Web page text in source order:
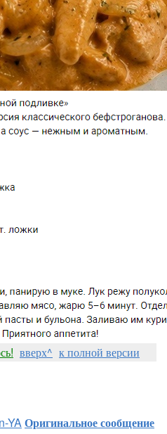
вверх^ к полной версии
YAОригинальное сообщение